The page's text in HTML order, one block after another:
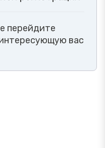
перейдите
вас